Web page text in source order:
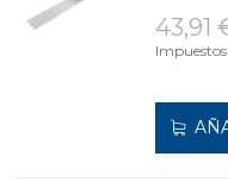
43,91